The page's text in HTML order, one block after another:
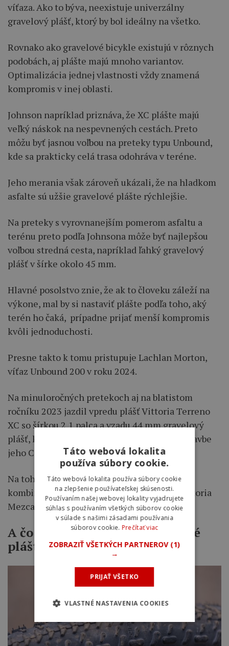
víťaza. Ako to býva, neexistuje univerzálny
gravelový plášť, ktorý by bol ideálny na všetko.
Rovnako ako gravelové bicykle existujú v rôznych
podobách, aj plášte majú mnoho variantov.
Optimalizácia jednej vlastnosti vždy znamená
kompromis v inej oblasti.
Johnson napríklad priznáva, že XC plášte majú
veľký náskok na nespevnených cestách. Preto
môžu byť jasnou voľbou na preteky typu Unbound,
kde sa prakticky celá trasa odohráva v teréne.
Jeho merania však zároveň ukázali, že na hladkom
asfalte sú užšie gravelové plášte rýchlejšie.
Na preteky s vyrovnanejším pomerom asfaltu a
terénu preto podľa Johnsona môže byť najlepšou
voľbou stredná cesta, napríklad ľahký gravelový
plášť v šírke okolo 45 mm.
Hlavné posolstvo znie, že ak to človeku záleží na
výkone, mal by si nastaviť plášte podľa toho, aký
terén ho čaká, prípadne prijať menší kompromis
kvôli jednoduchosti.
Presne takto k tomu pristupuje Lachlan Morton,
víťaz Unbound 200 v roku 2024.
Na minuloročných pretekoch aj na blatistom
ročníku 2023 jazdil vpredu plášť Vittoria Terreno
XC so šírkou 2,1 palca a vzadu 44 mm gravelový
plášť, ktorý úplne zaplnil priestor v zadnej stavbe
jeho Cannondale SuperSix EVO CX.
Na tohtoročnej Traka 360 však zvolil inú
kombináciu. Vpredu aj vzadu jazdil plášte Vittoria
Mezcal v šírkach 42 a 44 mm.
A čo nové superširoké gravelové
plášte?
Táto webová lokalita
používa súbory cookie.
Táto webová lokalita používa súbory cookie
na zlepšenie používateľskej skúsenosti.
Používaním našej webovej lokality vyjadrujete
súhlas s používaním všetkých súborov cookie
v súlade s našimi zásadami používania
súborov cookie. Prečítať viac
ZOBRAZIŤ VŠETKÝCH PARTNEROV (1)
→
PRIJAŤ VŠETKO
VLASTNÉ NASTAVENIA COOKIES